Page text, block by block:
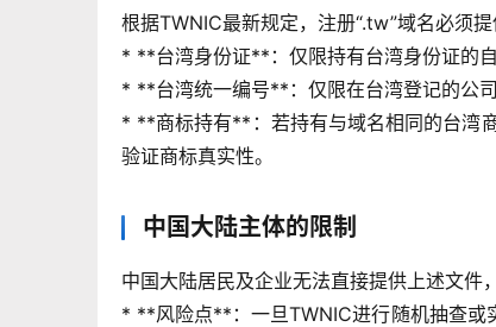
根据TWNIC最新规定，注册“.tw”域名必须提
* **台湾身份证**：仅限持有台湾身份证的自
* **台湾统一编号**：仅限在台湾登记的公司
* **商标持有**：若持有与域名相同的台湾
验证商标真实性。
中国大陆主体的限制
中国大陆居民及企业无法直接提供上述文件
* **风险点**：一旦TWNIC进行随机抽查或